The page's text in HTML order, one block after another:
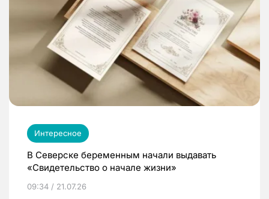
Интересное
В Северске беременным начали выдавать
«Свидетельство о начале жизни»
09:34 / 21.07.26